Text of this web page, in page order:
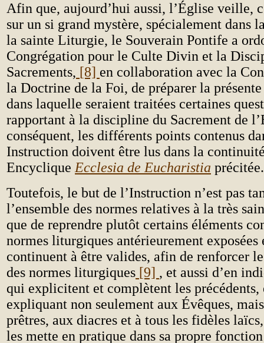
Afin que, aujourd’hui aussi, l’Église veille,
sur un si grand mystère, spécialement dans
la sainte Liturgie, le Souverain Pontife a
Congrégation pour le Culte Divin et la
Sacrements, [8] en collaboration avec la
la Doctrine de la Foi, de préparer la
dans laquelle seraient traitées certaines
rapportant à la discipline du Sacrement de
conséquent, les différents points contenus
Instruction doivent être lus dans la
Encyclique Ecclesia de Eucharistia précitée.
Toutefois, le but de l’Instruction n’est pas
l’ensemble des normes relatives à la très
que de reprendre plutôt certains éléments
normes liturgiques antérieurement exposées
continuent à être valides, afin de renforcer
des normes liturgiques [9] , et aussi d’en
qui explicitent et complètent les précédents,
expliquant non seulement aux Évêques,
prêtres, aux diacres et à tous les fidèles
les mette en pratique dans sa propre